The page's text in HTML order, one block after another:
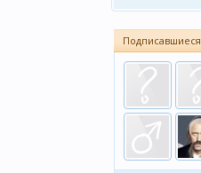
Подписавшиеся